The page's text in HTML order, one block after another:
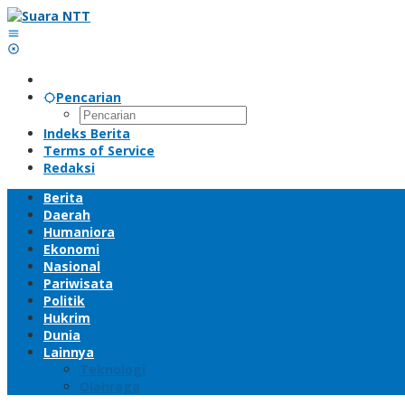
Lewati
ke
konten
Pencarian
Indeks Berita
Terms of Service
Redaksi
Berita
Daerah
Humaniora
Ekonomi
Nasional
Pariwisata
Politik
Hukrim
Dunia
Lainnya
Teknologi
Olahraga